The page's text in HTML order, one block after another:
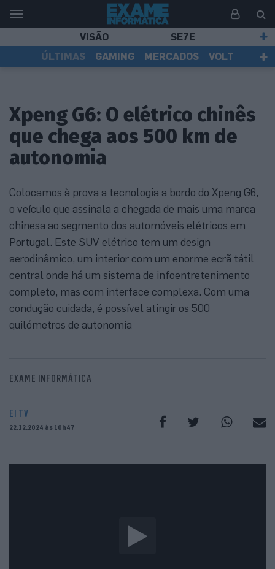
VISÃO
SE7E
ÚLTIMAS
GAMING MERCADOS
VOLT
Xpeng G6: O elétrico chinês
que chega aos 500 km de
autonomia
Colocamos à prova a tecnologia a bordo do Xpeng G6,
o veículo que assinala a chegada de mais uma marca
chinesa ao segmento dos automóveis elétricos em
Portugal. Este SUV elétrico tem um design
aerodinâmico, um interior com um enorme ecrã tátil
central onde há um sistema de infoentretenimento
completo, mas com interface complexa. Com uma
condução cuidada, é possível atingir os 500
quilómetros de autonomia
EXAME INFORMÁTICA
EI TV
22.12.2024 às 10h47